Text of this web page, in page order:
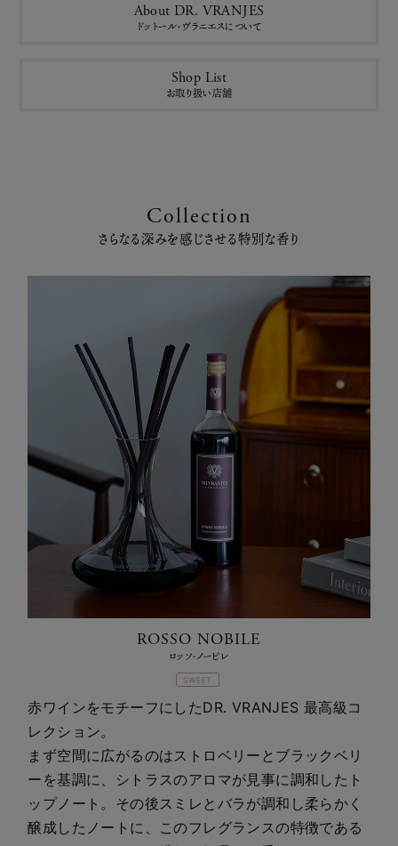
About DR. VRANJES
ドットール・ヴラニエスについて
Shop List
お取り扱い店舗
Collection
さらなる深みを感じさせる特別な香り
ROSSO NOBILE
ロッソ・ノービレ
SWEET
赤ワインをモチーフにしたDR. VRANJES 最高級コ
レクション。
まず空間に広がるのはストロベリーとブラックベリ
ーを基調に、シトラスのアロマが見事に調和したト
ップノート。その後スミレとバラが調和し柔らかく
醸成したノートに、このフレグランスの特徴である